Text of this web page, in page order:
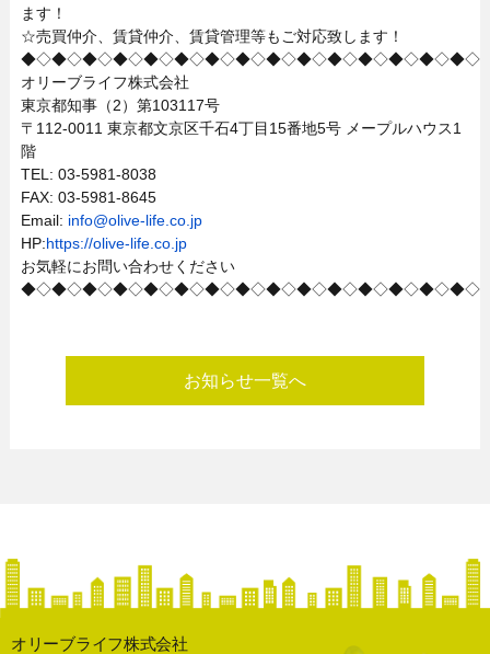
ます！
☆売買仲介、賃貸仲介、賃貸管理等もご対応致します！
◆◇◆◇◆◇◆◇◆◇◆◇◆◇◆◇◆◇◆◇◆◇◆◇◆◇◆◇◆◇
オリーブライフ株式会社
東京都知事（2）第103117号
〒112-0011 東京都文京区千石4丁目15番地5号 メープルハウス1
階
TEL: 03-5981-8038
FAX: 03-5981-8645
Email: info@olive-life.co.jp
HP:https://olive-life.co.jp
お気軽にお問い合わせください
◆◇◆◇◆◇◆◇◆◇◆◇◆◇◆◇◆◇◆◇◆◇◆◇◆◇◆◇◆◇
お知らせ一覧へ
オリーブライフ株式会社